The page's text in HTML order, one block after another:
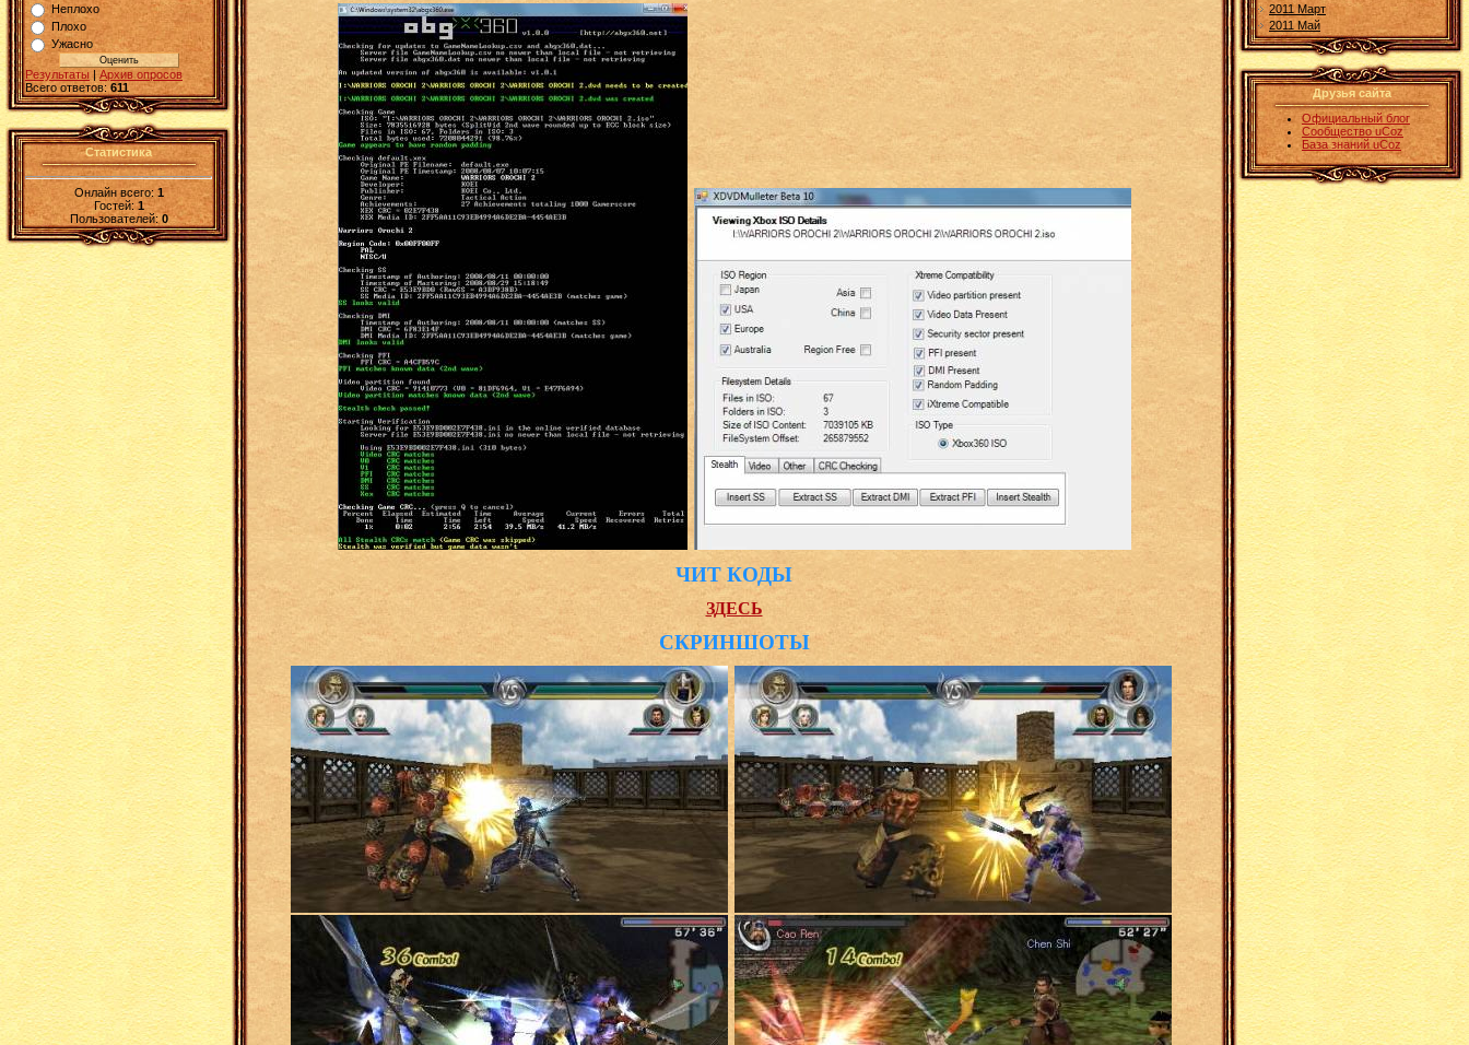
Неплохо
Плохо
Ужасно
Результаты | Архив опросов
Всего ответов: 611
Статистика
Онлайн всего:1
Гостей:1
Пользователей: 0
ЧИТ КОДЫ
ЗДЕСЬ
СКРИНШОТЫ
2011 Март
2011 Май
Друзья сайта
Официальный блог
Сообщество uCoz
База знаний uCoz